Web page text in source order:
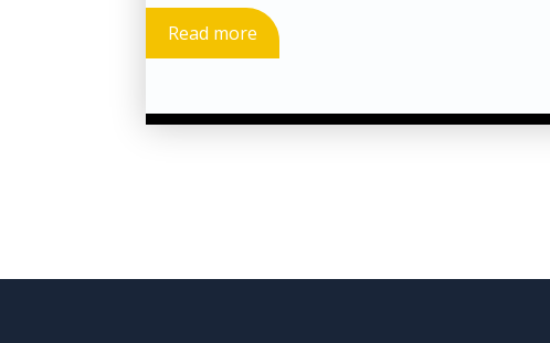
Read more